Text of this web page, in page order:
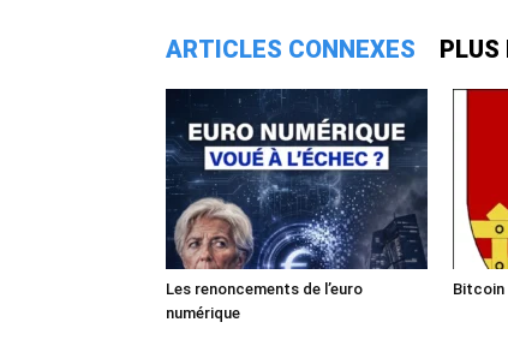
ARTICLES CONNEXES PLUS
Les renoncements de l’euro
numérique
Bitcoin